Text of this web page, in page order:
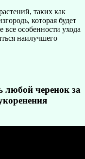
таких как
которая будет
все особенности ухода
наилучшего
любой черенок за